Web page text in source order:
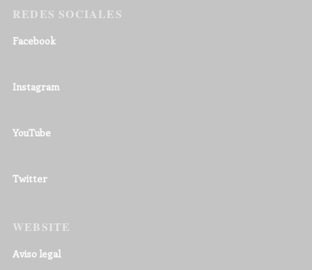
REDES SOCIALES
Facebook
Instagram
YouTube
Twitter
WEBSITE
Aviso legal